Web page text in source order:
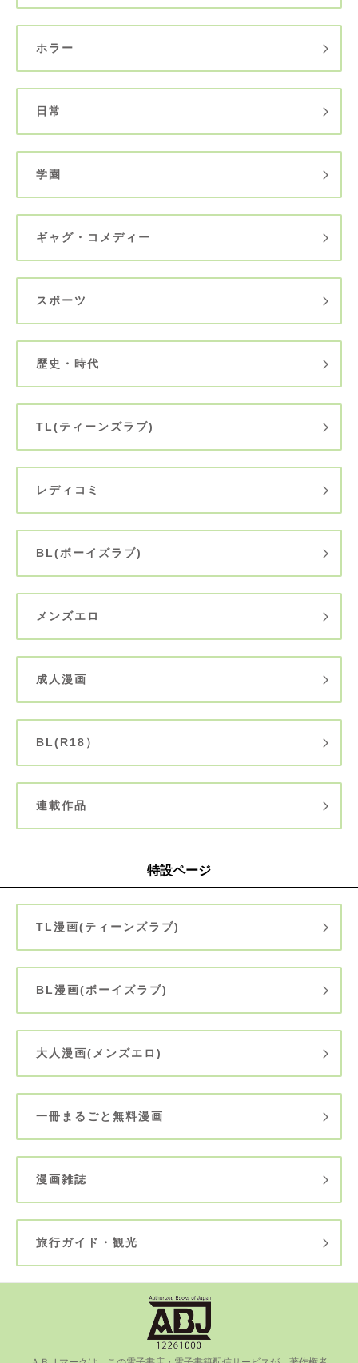
ホラー
日常
学園
ギャグ・コメディー
スポーツ
歴史・時代
TL(ティーンズラブ)
レディコミ
BL(ボーイズラブ)
メンズエロ
成人漫画
BL(R18）
連載作品
特設ページ
TL漫画(ティーンズラブ)
BL漫画(ボーイズラブ)
大人漫画(メンズエロ)
一冊まるごと無料漫画
漫画雑誌
旅行ガイド・観光